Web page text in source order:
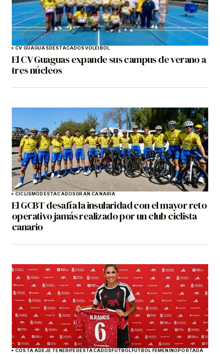
CV GUAGUASDESTACADOSVOLEIBOL
El CV Guaguas expande sus campus de verano a
tres núcleos
CICLISMODESTACADOSGRAN CANARIA
El GCBT desafía la insularidad con el mayor reto
operativo jamás realizado por un club ciclista
canario
COSTA ADEJE TENERIFEDESTACADOSFÚTBOLFÚTBOL FEMENINOPORTADA